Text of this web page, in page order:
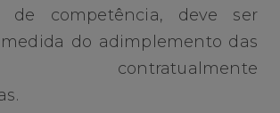
de competência, deve ser
do adimplemento das
contratualmente